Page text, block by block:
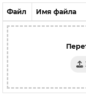
Файл
Имя файла